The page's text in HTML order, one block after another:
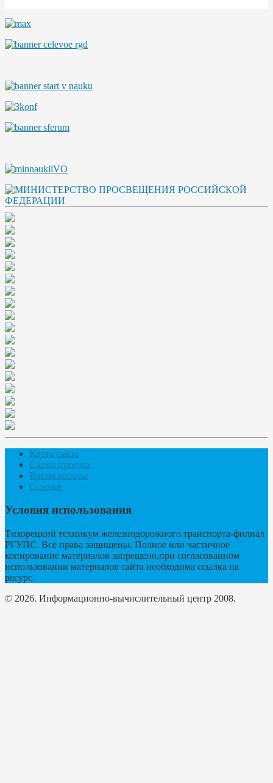
Карта сайта
Схема проезда
Время работы
Ссылки
Условия использования
Тихорецкий техникум железнодорожного транспорта-филиал
РГУПС. Все права защищены. Полное или частичное
копирование материалов запрещено,при согласованном
использовании материалов сайта необходима ссылка на
ресурс.
© 2026. Информационно-вычислительный центр 2008.